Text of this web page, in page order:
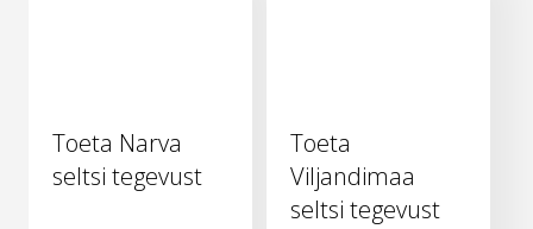
Toeta Narva
seltsi tegevust
Toeta
Viljandimaa
seltsi tegevust